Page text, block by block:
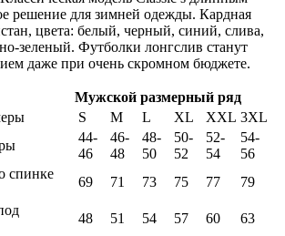
решение для зимней одежды. Кардная
цвета: белый, черный, синий, слива,
зеленый. Футболки лонгслив станут
даже при очень скромном бюджете.
Мужской размерный ряд
S M L XL XXL 3XL
44-
46
46-
48
48-
50
50-
52
52-
54
54-
56
спинке
69 71 73 75 77
79
48 51 54 57 60 63